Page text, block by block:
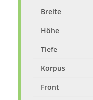
Breite
Höhe
Tiefe
Korpus
Front